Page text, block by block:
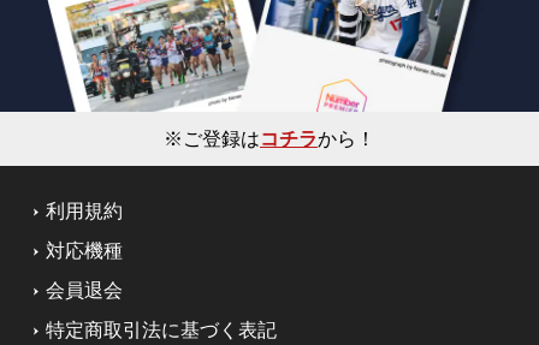
※ご登録はコチラから！
利用規約
対応機種
会員退会
特定商取引法に基づく表記